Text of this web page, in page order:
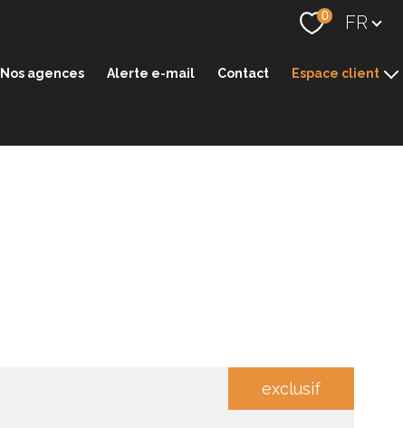
0 Langue
FR
Nos agences Alerte e-mail Contact Espace client
exclusif